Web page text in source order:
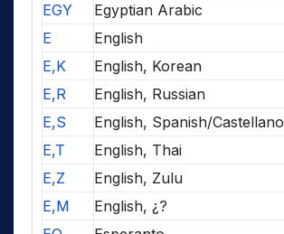
EGY
Egyptian Arabic
E
English
E,K
English, Korean
E,R
English, Russian
E,S
English, Spanish/Castellano
E,T
English, Thai
E,Z
English, Zulu
E,M
English, ¿?